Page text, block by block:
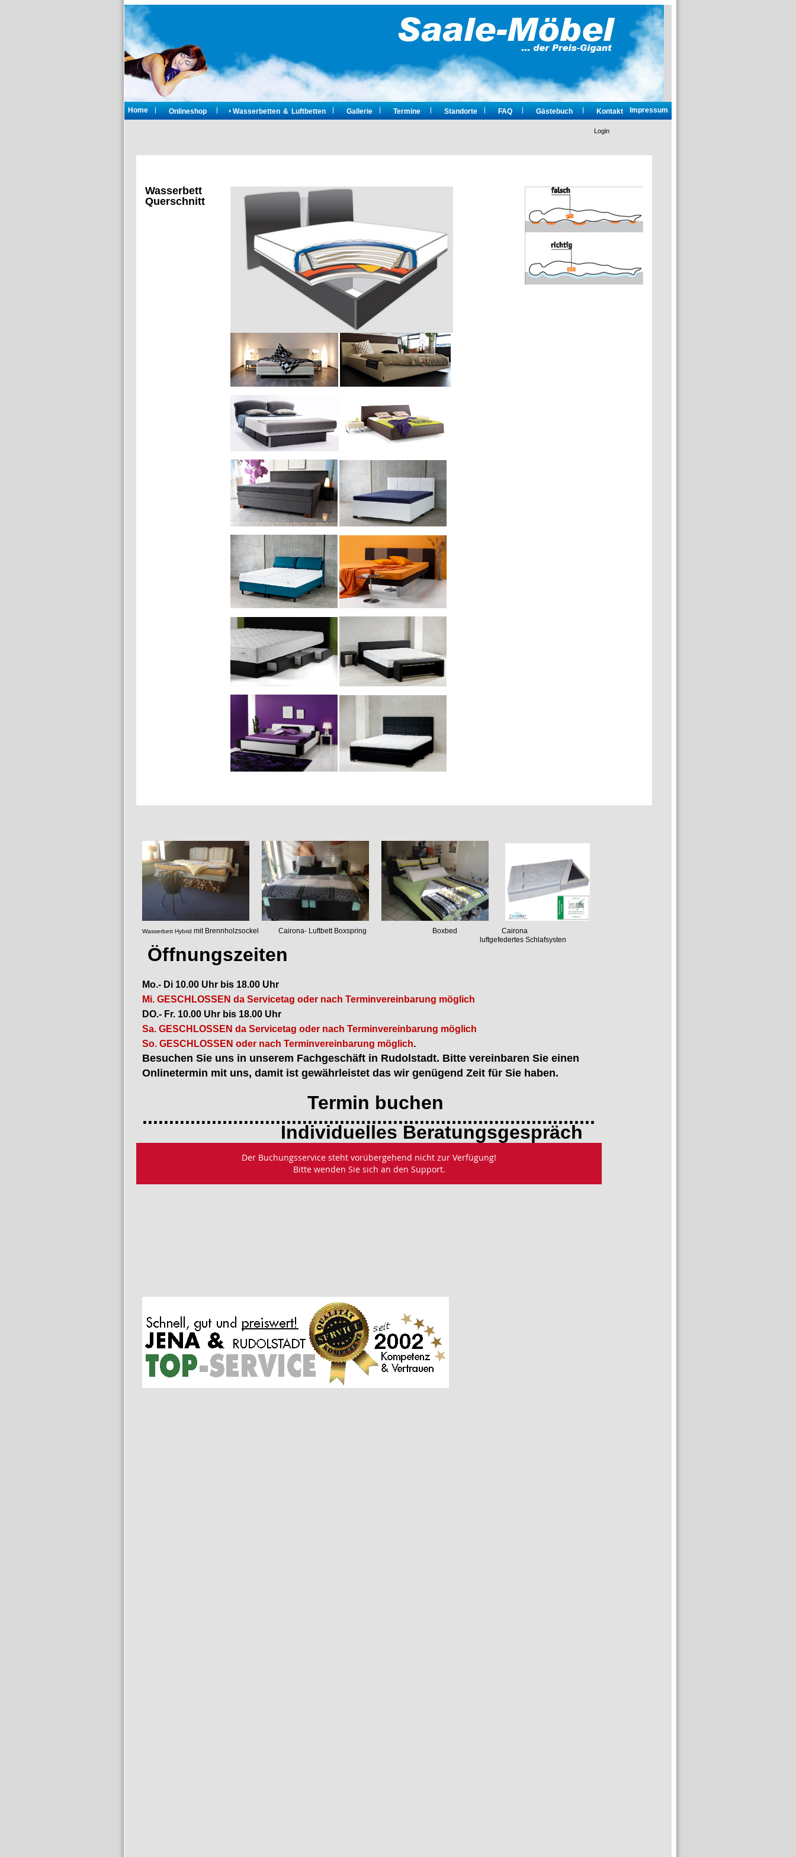
Home Onlineshop Wasserbetten & Luftbetten Gallerie Termine Standorte FAQ Gästebuch Kontakt Impressum
Login
Wasserbett
Querschnitt
Wasserbett Hybrid mit Brennholzsockel Cairona- Luftbett Boxspring Boxbed Cairona
luftgefedertes Schlafsysten
Öffnungszeiten
Mo.- Di 10.00 Uhr bis 18.00 Uhr
Mi. GESCHLOSSEN da Servicetag oder nach Terminvereinbarung möglich
DO.- Fr. 10.00 Uhr bis 18.00 Uhr
Sa. GESCHLOSSEN da Servicetag oder nach Terminvereinbarung möglich
So. GESCHLOSSEN oder nach Terminvereinbarung möglich.
Besuchen Sie uns in unserem Fachgeschäft in Rudolstadt. Bitte vereinbaren Sie einen
Onlinetermin mit uns, damit ist gewährleistet das wir genügend Zeit für Sie haben.
Termin buchen
.....................................................................................
Individuelles Beratungsgespräch